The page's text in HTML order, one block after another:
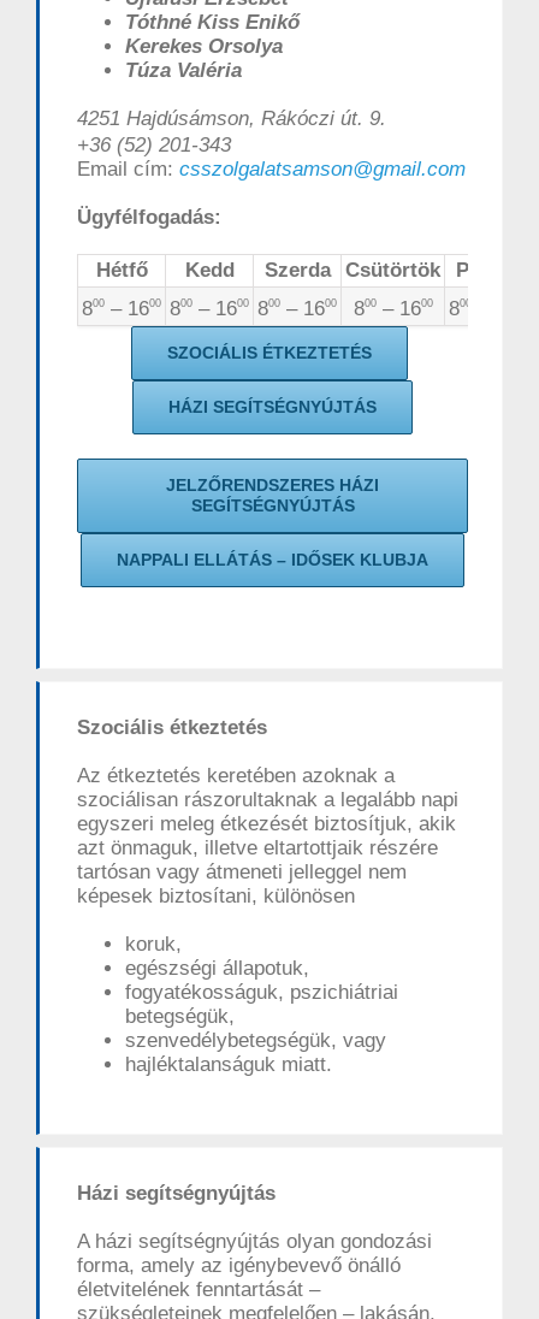
Tóthné Kiss Enikő
Kerekes Orsolya
Túza Valéria
4251 Hajdúsámson, Rákóczi út. 9.
+36 (52) 201-343
Email cím: csszolgalatsamson@gmail.com
Ügyfélfogadás:
Hétfő Kedd Szerda Csütörtök
Péntek
800 – 1600 800 – 1600 800 – 1600 800– 1600 800
SZOCIÁLIS ÉTKEZTETÉS
HÁZI SEGÍTSÉGNYÚJTÁS
JELZŐRENDSZERES HÁZI
SEGÍTSÉGNYÚJTÁS
NAPPALI ELLÁTÁS – IDŐSEK KLUBJA
Szociális étkeztetés
Az étkeztetés keretében azoknak a
szociálisan rászorultaknak a legalább napi
egyszeri meleg étkezését biztosítjuk, akik
azt önmaguk, illetve eltartottjaik részére
tartósan vagy átmeneti jelleggel nem
képesek biztosítani, különösen
koruk,
egészségi állapotuk,
fogyatékosságuk, pszichiátriai
betegségük,
szenvedélybetegségük, vagy
hajléktalanságuk miatt.
Házi segítségnyújtás
A házi segítségnyújtás olyan gondozási
forma, amely az igénybevevő önálló
életvitelének fenntartását –
szükségleteinek megfelelően – lakásán,